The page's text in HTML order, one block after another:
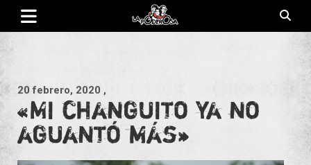
Saltar
contenido
La Poderosa
20 febrero, 2020 ,
«Mi changuito ya no
aguantó más»